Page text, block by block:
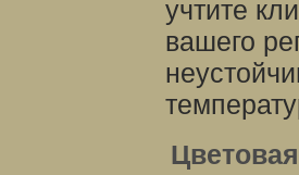
учтите
вашего